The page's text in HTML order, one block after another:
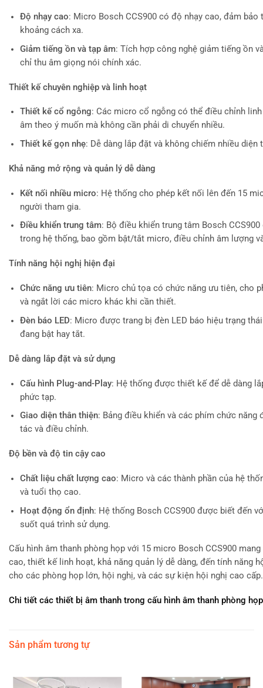
Độ nhạy cao: Micro Bosch CCS900 có độ nhạy cao, đảm
khoảng cách xa.
Giảm tiếng ồn và tạp âm: Tích hợp công nghệ giảm tiếng ồn
chỉ thu âm giọng nói chính xác.
Thiết kế chuyên nghiệp và linh hoạt
Thiết kế cổ ngỗng: Các micro cổ ngỗng có thể điều chỉnh
âm theo ý muốn mà không cần phải di chuyển nhiều.
Thiết kế gọn nhẹ: Dễ dàng lắp đặt và không chiếm nhiều diện
Khả năng mở rộng và quản lý dễ dàng
Kết nối nhiều micro: Hệ thống cho phép kết nối lên đến 15
người tham gia.
Điều khiển trung tâm: Bộ điều khiển trung tâm Bosch
trong hệ thống, bao gồm bật/tắt micro, điều chỉnh âm lượng
Tính năng hội nghị hiện đại
Chức năng ưu tiên: Micro chủ tọa có chức năng ưu tiên, cho
và ngắt lời các micro khác khi cần thiết.
Đèn báo LED: Micro được trang bị đèn LED báo hiệu trạng
đang bật hay tắt.
Dễ dàng lắp đặt và sử dụng
Cấu hình Plug-and-Play: Hệ thống được thiết kế để dễ dàng
phức tạp.
Giao diện thân thiện: Bảng điều khiển và các phím chức
tác và điều chỉnh.
Độ bền và độ tin cậy cao
Chất liệu chất lượng cao: Micro và các thành phần của hệ
và tuổi thọ cao.
Hoạt động ổn định: Hệ thống Bosch CCS900 được biết đến
suốt quá trình sử dụng.
Cấu hình âm thanh phòng họp với 15 micro Bosch CCS900
cao, thiết kế linh hoạt, khả năng quản lý dễ dàng, đến tính năng
cho các phòng họp lớn, hội nghị, và các sự kiện hội nghị cao cấp.
Chi tiết các thiết bị âm thanh trong cấu hình âm thanh phòng
Sản phẩm tương tự